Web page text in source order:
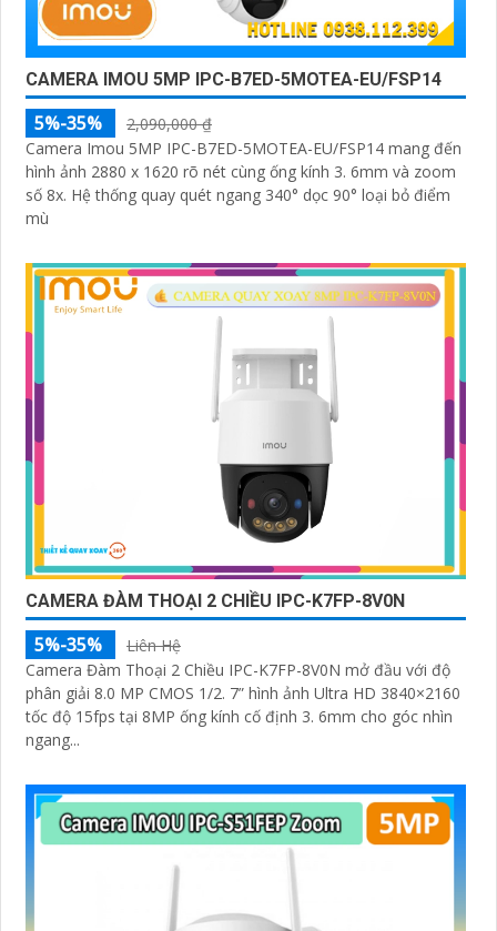
CAMERA IMOU 5MP IPC-B7ED-5MOTEA-EU/FSP14
5%-35%
2,090,000 ₫
Camera Imou 5MP IPC-B7ED-5MOTEA-EU/FSP14 mang đến
hình ảnh 2880 x 1620 rõ nét cùng ống kính 3. 6mm và zoom
số 8x. Hệ thống quay quét ngang 340° dọc 90° loại bỏ điểm
mù
CAMERA ĐÀM THOẠI 2 CHIỀU IPC-K7FP-8V0N
5%-35%
Liên Hệ
Camera Đàm Thoại 2 Chiều IPC-K7FP-8V0N mở đầu với độ
phân giải 8.0 MP CMOS 1/2. 7” hình ảnh Ultra HD 3840×2160
tốc độ 15fps tại 8MP ống kính cố định 3. 6mm cho góc nhìn
ngang...